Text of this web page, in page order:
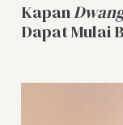
Kapan
Dapat Mulai